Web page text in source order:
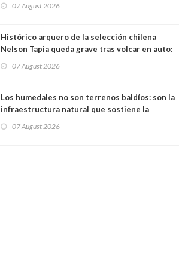
forma de quitar dignidad"
07 August 2026
Histórico arquero de la selección chilena
Nelson Tapia queda grave tras volcar en auto:
07 August 2026
Los humedales no son terrenos baldíos: son la
infraestructura natural que sostiene la
07 August 2026